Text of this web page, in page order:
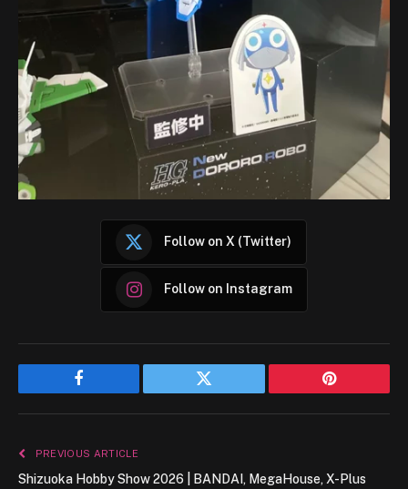
Follow on X (Twitter)
Follow on Instagram
Facebook Twitter Pinterest
PREVIOUS ARTICLE
Shizuoka Hobby Show 2026 | BANDAI, MegaHouse, X-Plus